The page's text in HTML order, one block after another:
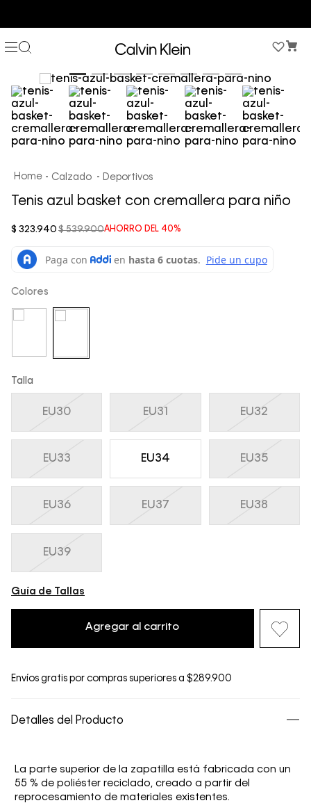
Calzado Deportivos
Tenis azul basket con cremallera para niño
AHORRO DEL 40%
$ 539.900
$ 323.940
Colores
Talla
EU30 EU31 EU32
EU33 EU34 EU35
EU36 EU37 EU38
EU39
Guía de Tallas
Agregar al carrito
Envíos gratis por compras superiores a $289.900
Detalles del Producto
La parte superior de la zapatilla está fabricada con un
55 % de poliéster reciclado, creado a partir del
reprocesamiento de materiales existentes.